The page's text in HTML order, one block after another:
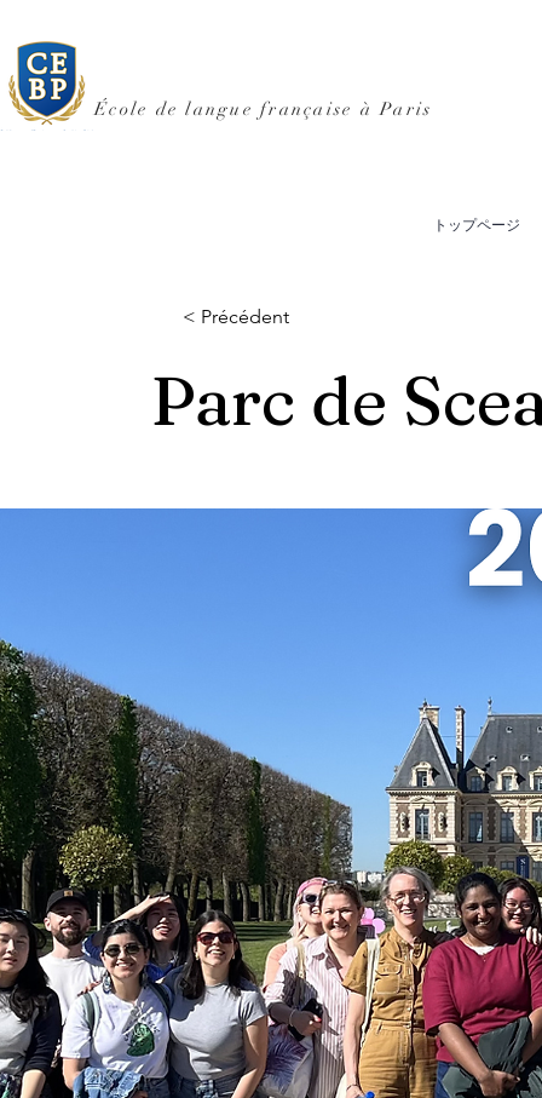
École de langue française à Paris
トップページ
< Précédent
Parc de